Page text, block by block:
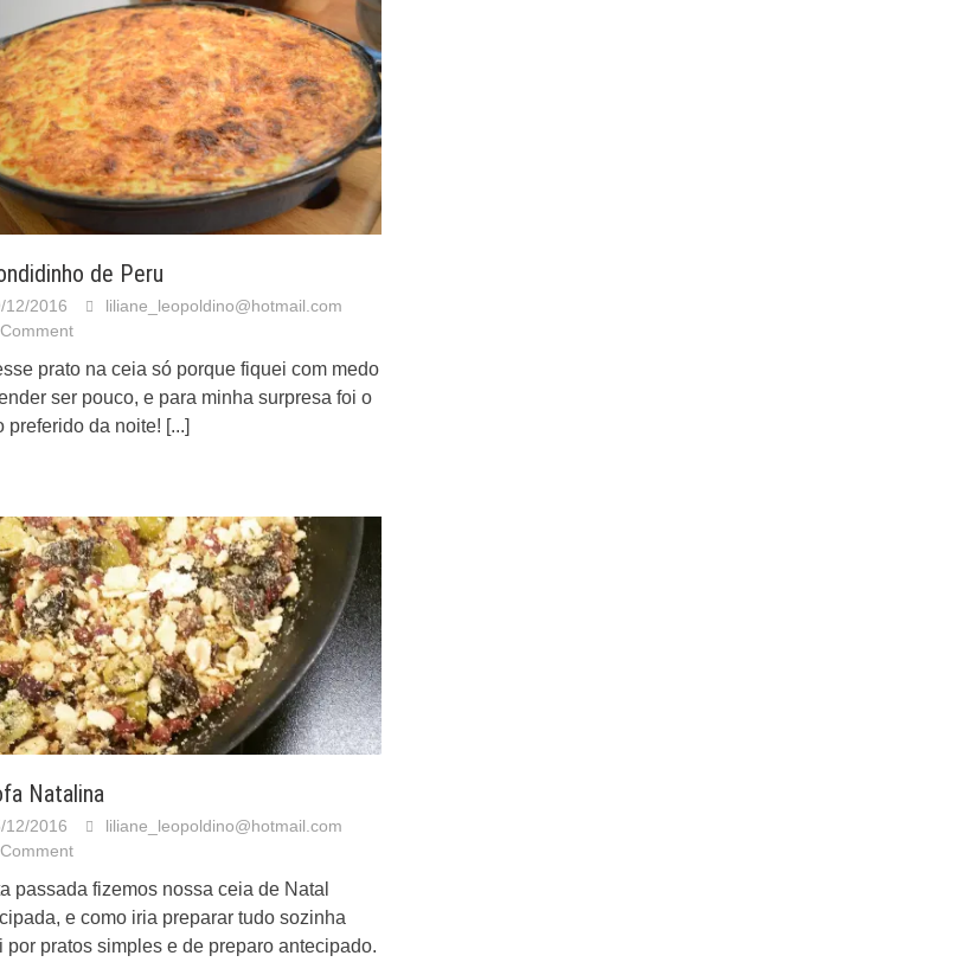
de Peru
12/2016
liliane_leopoldino@hotmail.com
Comment
prato na ceia só porque fiquei com medo
ser pouco, e para minha surpresa foi o
preferido da noite! [...]
Natalina
12/2016
liliane_leopoldino@hotmail.com
Comment
passada fizemos nossa ceia de Natal
e como iria preparar tudo sozinha
por pratos simples e de preparo antecipado.